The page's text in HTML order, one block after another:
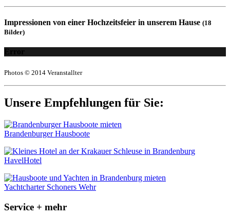
Impressionen von einer Hochzeitsfeier in unserem Hause (18
Bilder)
Error
Photos © 2014 Veranstallter
Unsere Empfehlungen für Sie:
Brandenburger Hausboote
HavelHotel
Yachtcharter Schoners Wehr
Service + mehr